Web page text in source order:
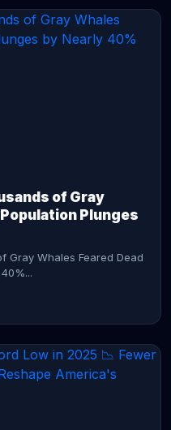
of Gray
Plunges
Gray Whales Feared Dead